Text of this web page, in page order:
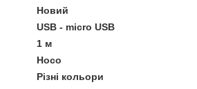
Новий
USB - micro USB
1 м
Hoco
Різні кольори